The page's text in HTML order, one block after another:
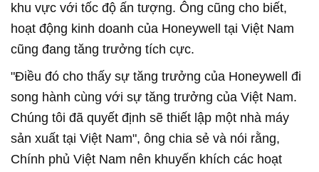
khu vực với tốc độ ấn tượng. Ông cũng cho biết,
hoạt động kinh doanh của Honeywell tại Việt Nam
cũng đang tăng trưởng tích cực.
"Điều đó cho thấy sự tăng trưởng của Honeywell đi
song hành cùng với sự tăng trưởng của Việt Nam.
Chúng tôi đã quyết định sẽ thiết lập một nhà máy
sản xuất tại Việt Nam", ông chia sẻ và nói rằng,
Chính phủ Việt Nam nên khuyến khích các hoạt